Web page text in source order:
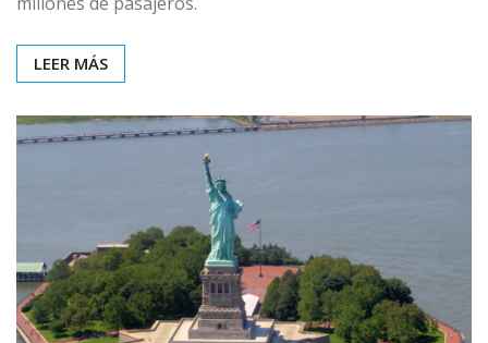
LEER MÁS